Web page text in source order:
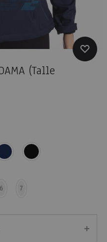
(Talle
6 7